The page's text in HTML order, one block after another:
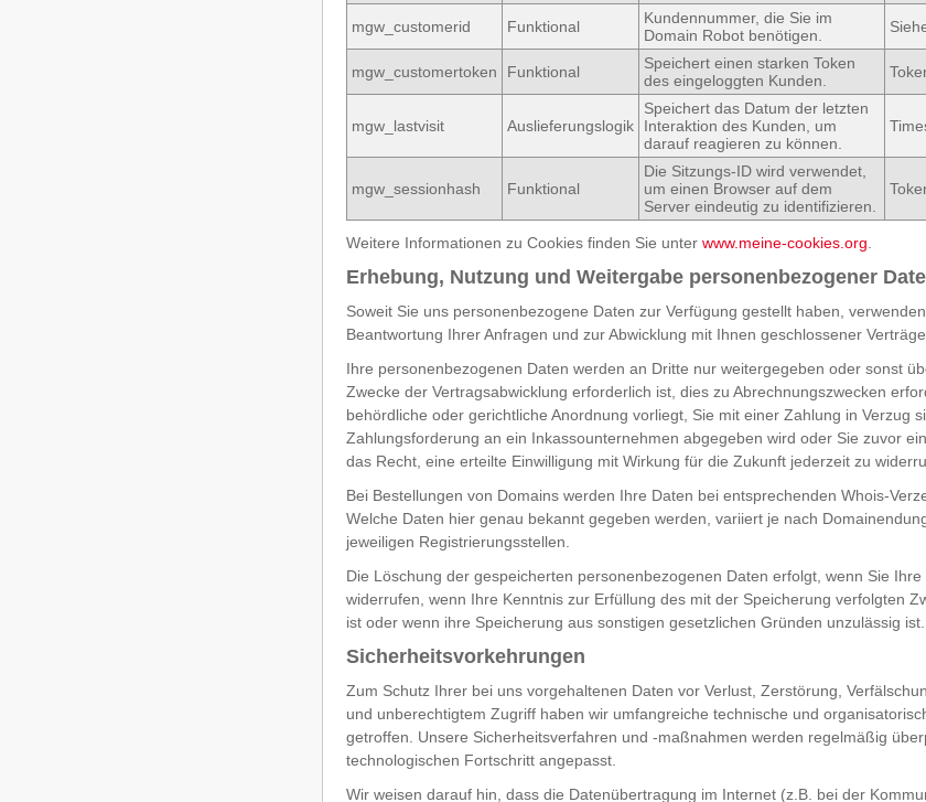
mgw_customerid Funktional
Kundennummer, die Sie im
Domain Robot benötigen.
mgw_customertoken Funktional
Speichert einen starken Token
des eingeloggten Kunden.
mgw_lastvisit Auslieferungslogik
Speichert das Datum der letzten
Interaktion des Kunden, um
darauf reagieren zu können.
mgw_sessionhash Funktional
Die Sitzungs-ID wird verwendet,
um einen Browser auf dem
Server eindeutig zu identifizieren.
Weitere Informationen zu Cookies finden Sie unter www.meine-cookies.org
Erhebung, Nutzung und Weitergabe personenbezogener
Soweit Sie uns personenbezogene Daten zur Verfügung gestellt haben,
Beantwortung Ihrer Anfragen und zur Abwicklung mit Ihnen geschlossener Verträge.
Ihre personenbezogenen Daten werden an Dritte nur weitergegeben oder sonst
Zwecke der Vertragsabwicklung erforderlich ist, dies zu Abrechnungszwecken
behördliche oder gerichtliche Anordnung vorliegt, Sie mit einer Zahlung in Verzug
Zahlungsforderung an ein Inkassounternehmen abgegeben wird oder Sie zuvor
das Recht, eine erteilte Einwilligung mit Wirkung für die Zukunft jederzeit zu
Bei Bestellungen von Domains werden Ihre Daten bei entsprechenden Whois-
Welche Daten hier genau bekannt gegeben werden, variiert je nach
jeweiligen Registrierungsstellen.
Die Löschung der gespeicherten personenbezogenen Daten erfolgt, wenn Sie
widerrufen, wenn Ihre Kenntnis zur Erfüllung des mit der Speicherung verfolgten
ist oder wenn ihre Speicherung aus sonstigen gesetzlichen Gründen unzulässig ist.
Sicherheitsvorkehrungen
Zum Schutz Ihrer bei uns vorgehaltenen Daten vor Verlust, Zerstörung,
und unberechtigtem Zugriff haben wir umfangreiche technische und
getroffen. Unsere Sicherheitsverfahren und -maßnahmen werden regelmäßig
technologischen Fortschritt angepasst.
Wir weisen darauf hin, dass die Datenübertragung im Internet (z.B. bei der